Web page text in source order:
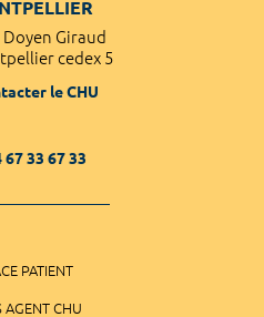
Doyen Giraud
cedex 5
le CHU
67 33 67 33
PATIENT
AGENT CHU